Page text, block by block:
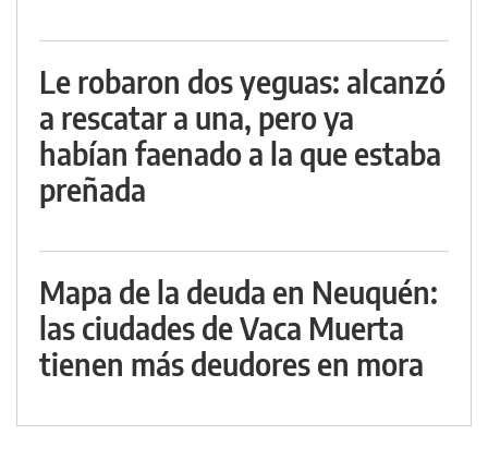
Le robaron dos yeguas: alcanzó
a rescatar a una, pero ya
habían faenado a la que estaba
preñada
Mapa de la deuda en Neuquén:
las ciudades de Vaca Muerta
tienen más deudores en mora